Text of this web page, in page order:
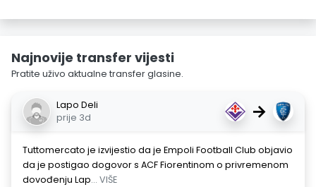
Najnovije transfer vijesti
Pratite uživo aktualne transfer glasine.
Lapo Deli
prije 3d
→
Tuttomercato je izvijestio da je Empoli Football Club objavio
da je postigao dogovor s ACF Fiorentinom o privremenom
dovođenju Lap... VIŠE